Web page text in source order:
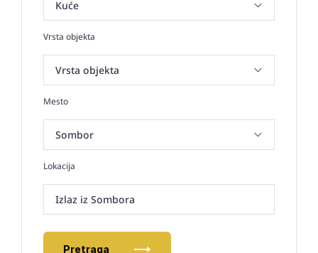
Vrsta objekta
Mesto
Lokacija
Izlaz iz Sombora
Pretraga